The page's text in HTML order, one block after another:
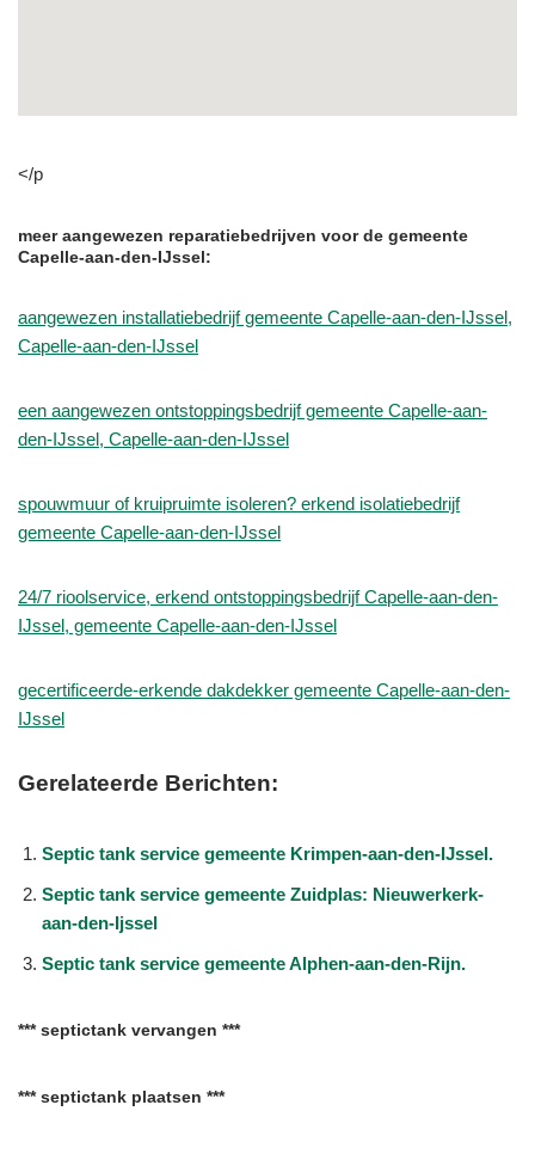
</p
meer aangewezen reparatiebedrijven voor de gemeente
Capelle-aan-den-IJssel:
aangewezen installatiebedrijf gemeente Capelle-aan-den-IJssel,
Capelle-aan-den-IJssel
een aangewezen ontstoppingsbedrijf gemeente Capelle-aan-
den-IJssel, Capelle-aan-den-IJssel
spouwmuur of kruipruimte isoleren? erkend isolatiebedrijf
gemeente Capelle-aan-den-IJssel
24/7 rioolservice, erkend ontstoppingsbedrijf Capelle-aan-den-
IJssel, gemeente Capelle-aan-den-IJssel
gecertificeerde-erkende dakdekker gemeente Capelle-aan-den-
IJssel
Gerelateerde Berichten:
Septic tank service gemeente Krimpen-aan-den-IJssel.
Septic tank service gemeente Zuidplas: Nieuwerkerk-
aan-den-Ijssel
Septic tank service gemeente Alphen-aan-den-Rijn.
*** septictank vervangen ***
*** septictank plaatsen ***